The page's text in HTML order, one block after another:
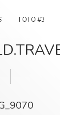
FOTO #3